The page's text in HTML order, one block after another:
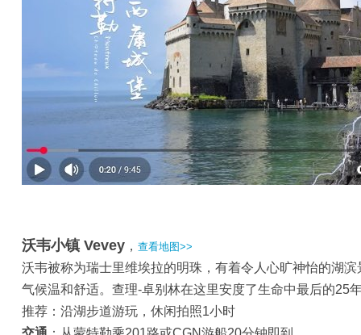
沃韦小镇 Vevey ， 查看地图>>
沃韦被称为瑞士里维埃拉的明珠，有着令人心旷神怡的湖
气候温和舒适。查理-卓别林在这里安度了生命中最后的25
推荐：沿湖步道游玩，休闲拍照1小时